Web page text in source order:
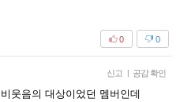
0
0
신고 | 공감 확인
웃음의 대상이었던 멤버인데